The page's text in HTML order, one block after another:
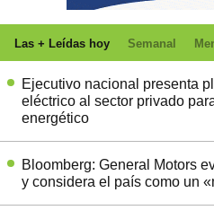
Las + Leídas hoy Semanal
Ejecutivo nacional presenta
eléctrico al sector privado
energético
Bloomberg: General Motors
y considera el país como un